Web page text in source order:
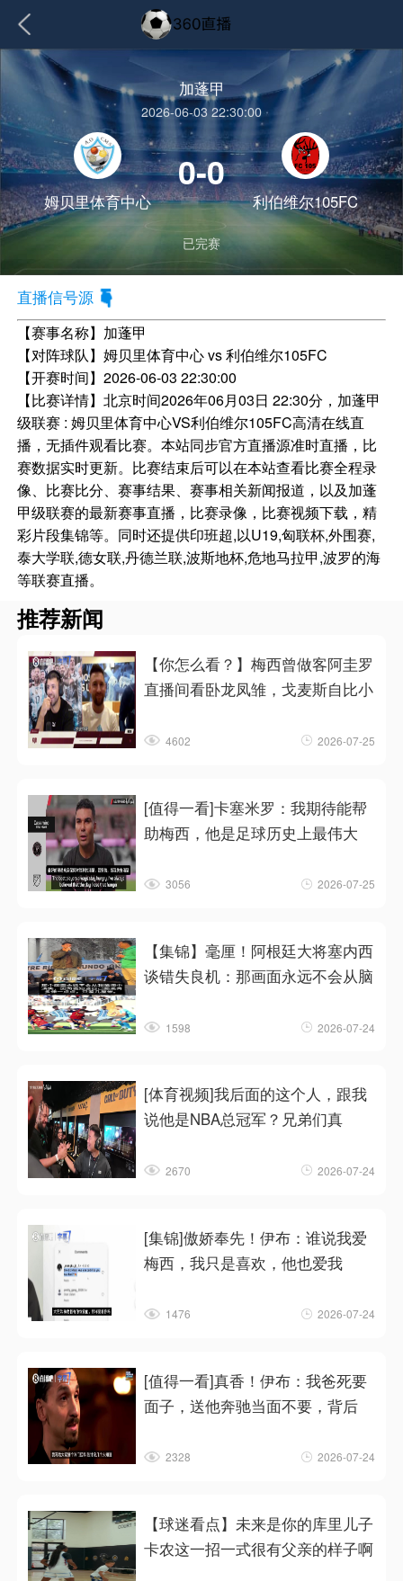
加蓬甲
2026-06-03 22:30:00
姆贝里体育中心
0-0
利伯维尔105FC
已完赛
直播信号源
【赛事名称】 加蓬甲
【对阵球队】姆贝里体育中心 vs 利伯维尔105FC
【开赛时间】2026-06-03 22:30:00
【比赛详情】北京时间2026年06月03日 22:30分，加蓬甲
级联赛 : 姆贝里体育中心VS利伯维尔105FC高清在线直
播，无插件观看比赛。本站同步官方直播源准时直播，比
赛数据实时更新。比赛结束后可以在本站查看比赛全程录
像、比赛比分、赛事结果、赛事相关新闻报道，以及加蓬
甲级联赛的最新赛事直播，比赛录像，比赛视频下载，精
彩片段集锦等。同时还提供印班超,以U19,匈联杯,外围赛,
泰大学联,德女联,丹德兰联,波斯地杯,危地马拉甲,波罗的海
等联赛直播。
推荐新闻
【你怎么看？】梅西曾做客阿圭罗
直播间看卧龙凤雏，戈麦斯自比小
4602 2026-07-25
[值得一看]卡塞米罗：我期待能帮
助梅西，他是足球历史上最伟大
3056 2026-07-25
【集锦】毫厘！阿根廷大将塞内西
谈错失良机：那画面永远不会从脑
1598 2026-07-24
[体育视频]我后面的这个人，跟我
说他是NBA总冠军？兄弟们真
2670 2026-07-24
[集锦]傲娇奉先！伊布：谁说我爱
梅西，我只是喜欢，他也爱我
1476 2026-07-24
[值得一看]真香！伊布：我爸死要
面子，送他奔驰当面不要，背后
2328 2026-07-24
【球迷看点】未来是你的库里儿子
卡农这一招一式很有父亲的样子啊